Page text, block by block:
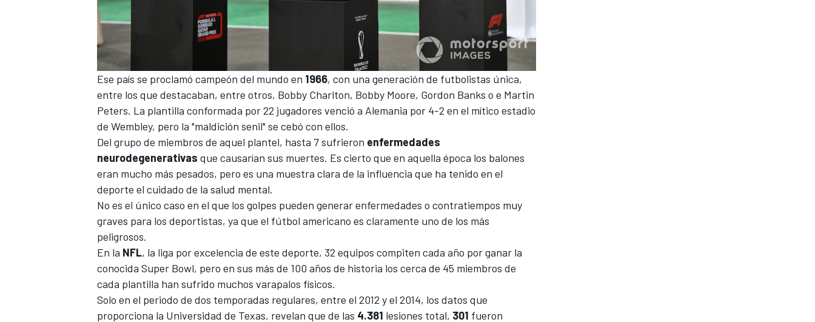
Ese país se proclamó campeón del mundo en 1966, con una generación de futbolistas única,
entre los que destacaban, entre otros, Bobby Charlton, Bobby Moore, Gordon Banks o e Martin
Peters. La plantilla conformada por 22 jugadores venció a Alemania por 4-2 en el mítico estadio
de Wembley, pero la "maldición senil" se cebó con ellos.
Del grupo de miembros de aquel plantel, hasta 7 sufrieron enfermedades
neurodegenerativas que causarían sus muertes. Es cierto que en aquella época los balones
eran mucho más pesados, pero es una muestra clara de la influencia que ha tenido en el
deporte el cuidado de la salud mental.
No es el único caso en el que los golpes pueden generar enfermedades o contratiempos muy
graves para los deportistas, ya que el fútbol americano es claramente uno de los más
peligrosos.
En la NFL, la liga por excelencia de este deporte, 32 equipos compiten cada año por ganar la
conocida Super Bowl, pero en sus más de 100 años de historia los cerca de 45 miembros de
cada plantilla han sufrido muchos varapalos físicos.
Solo en el periodo de dos temporadas regulares, entre el 2012 y el 2014, los datos que
proporciona la Universidad de Texas, revelan que de las 4.381 lesiones total, 301 fueron